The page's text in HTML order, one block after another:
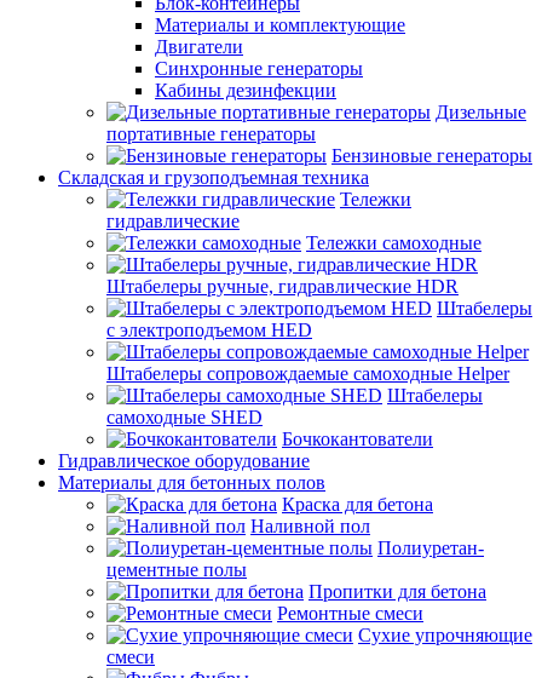
Материалы и комплектующие
Двигатели
Синхронные генераторы
Кабины дезинфекции
Дизельные
портативные генераторы
Бензиновые генераторы
Складская и грузоподъемная техника
Тележки
гидравлические
Тележки самоходные
Штабелеры ручные, гидравлические HDR
Штабелеры
с электроподъемом HED
Штабелеры сопровождаемые самоходные Helper
Штабелеры
самоходные SHED
Бочкокантователи
Гидравлическое оборудование
Материалы для бетонных полов
Краска для бетона
Наливной пол
Полиуретан-
цементные полы
Пропитки для бетона
Ремонтные смеси
Сухие упрочняющие
смеси